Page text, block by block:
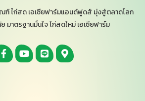
ฑ์ ไก่สด เอเซียฟาร์มแอนด์ฟูดส์ มุ่งสู่ตลาดโลก
มาตรฐานมั่นใจ ไก่สดใหม่ เอเซียฟาร์ม